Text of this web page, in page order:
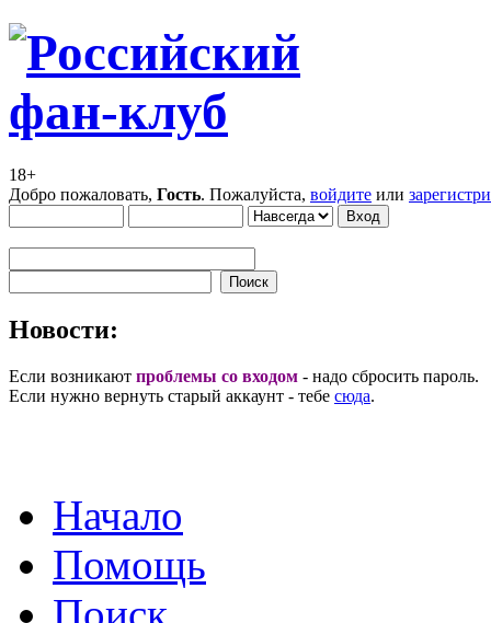
18+
Добро пожаловать, Гость. Пожалуйста, войдите или
Новости:
Если возникают проблемы со входом - надо сбросить пароль.
Если нужно вернуть старый аккаунт - тебе сюда.
Начало
Помощь
Поиск